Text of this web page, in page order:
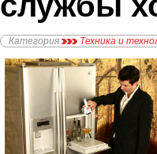
Категория Техника и